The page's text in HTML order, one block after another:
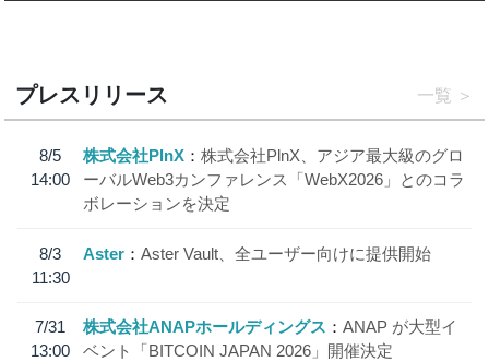
プレスリリース 一覧
8/5
14:00
株式会社PlnX
株式会社PlnX、アジア最大級のグロ
ーバルWeb3カンファレンス「WebX2026」とのコラ
ボレーションを決定
8/3
11:30
Aster Aster Vault、全ユーザー向けに提供開始
7/31
13:00
株式会社ANAPホールディングス
ANAP が大型イ
ベント「BITCOIN JAPAN 2026」開催決定